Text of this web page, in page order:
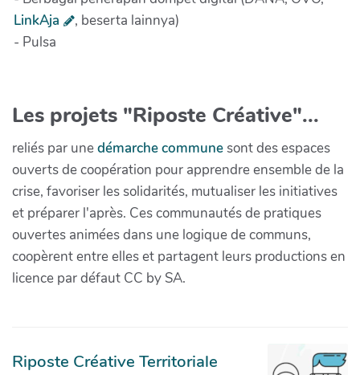
LinkAja
, beserta lainnya)
- Pulsa
Les projets "Riposte Créative"...
reliés par unedémarche communesont des espaces
ouverts de coopération pour apprendre ensemble de la
crise, favoriser les solidarités, mutualiser les initiatives
et préparer l'après. Ces communautés de pratiques
ouvertes animées dans une logique de communs,
coopèrent entre elles et partagent leurs productions en
licence par défaut CC by SA.
Riposte Créative Territoriale